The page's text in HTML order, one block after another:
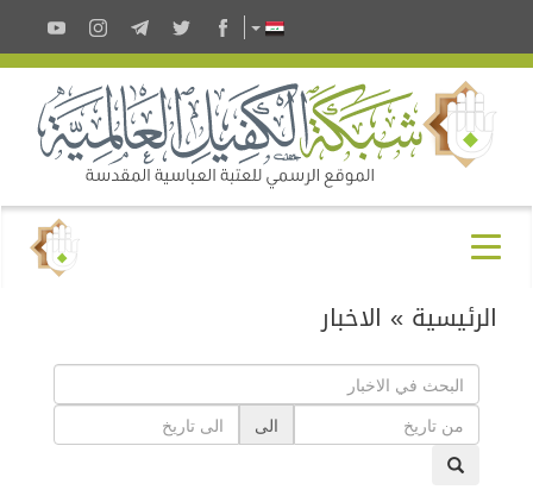
الرئيسية » الاخبار
الى